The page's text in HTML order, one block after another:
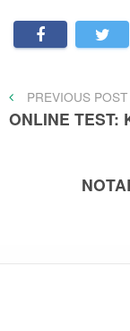
Bericht
navigatie
PREVIOUS
POST
PREVIOUS POST
ONLINE TEST: